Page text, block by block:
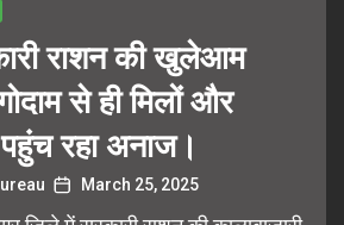
राशन की खुलेआम
से ही मिलों और
रहा अनाज।
March 25, 2025